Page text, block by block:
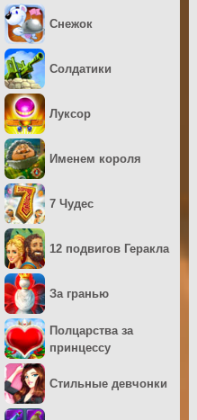
Снежок
Солдатики
Луксор
Именем короля
7 Чудес
12 подвигов Геракла
За гранью
Полцарства за
принцессу
Стильные девчонки